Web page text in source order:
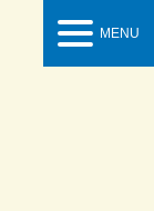
MENU